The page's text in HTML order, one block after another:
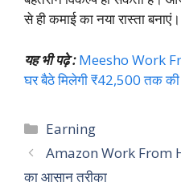
से ही कमाई का नया रास्ता बनाएं।
यह भी पढ़े : Meesho Work
घर बैठे मिलेगी ₹42,500 तक की
Categories
Earning
Amazon Work From
का आसान तरीका